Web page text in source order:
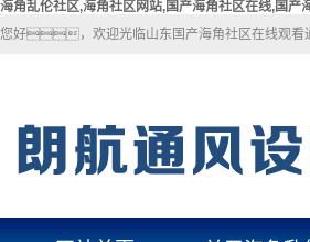
海角乱伦社区,海角社区网站,国产海角社区在线,国产
您好，欢迎光临山东国产海角社区在线观